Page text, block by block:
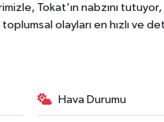
Tokat'ın nabzını
olayları en hızlı ve
Hava Durumu